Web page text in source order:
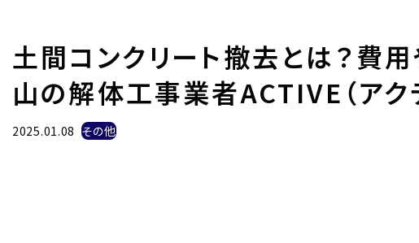
土間コンクリート撤去とは？費
山の解体工事業者ACTIVE（アク
2025.01.08 その他